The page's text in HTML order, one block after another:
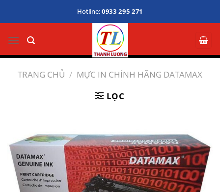
dung
Hotline:0933 295 271
TRANG CHỦ / MỰC IN CHÍNH HÃNG DATAMAX
LỌC